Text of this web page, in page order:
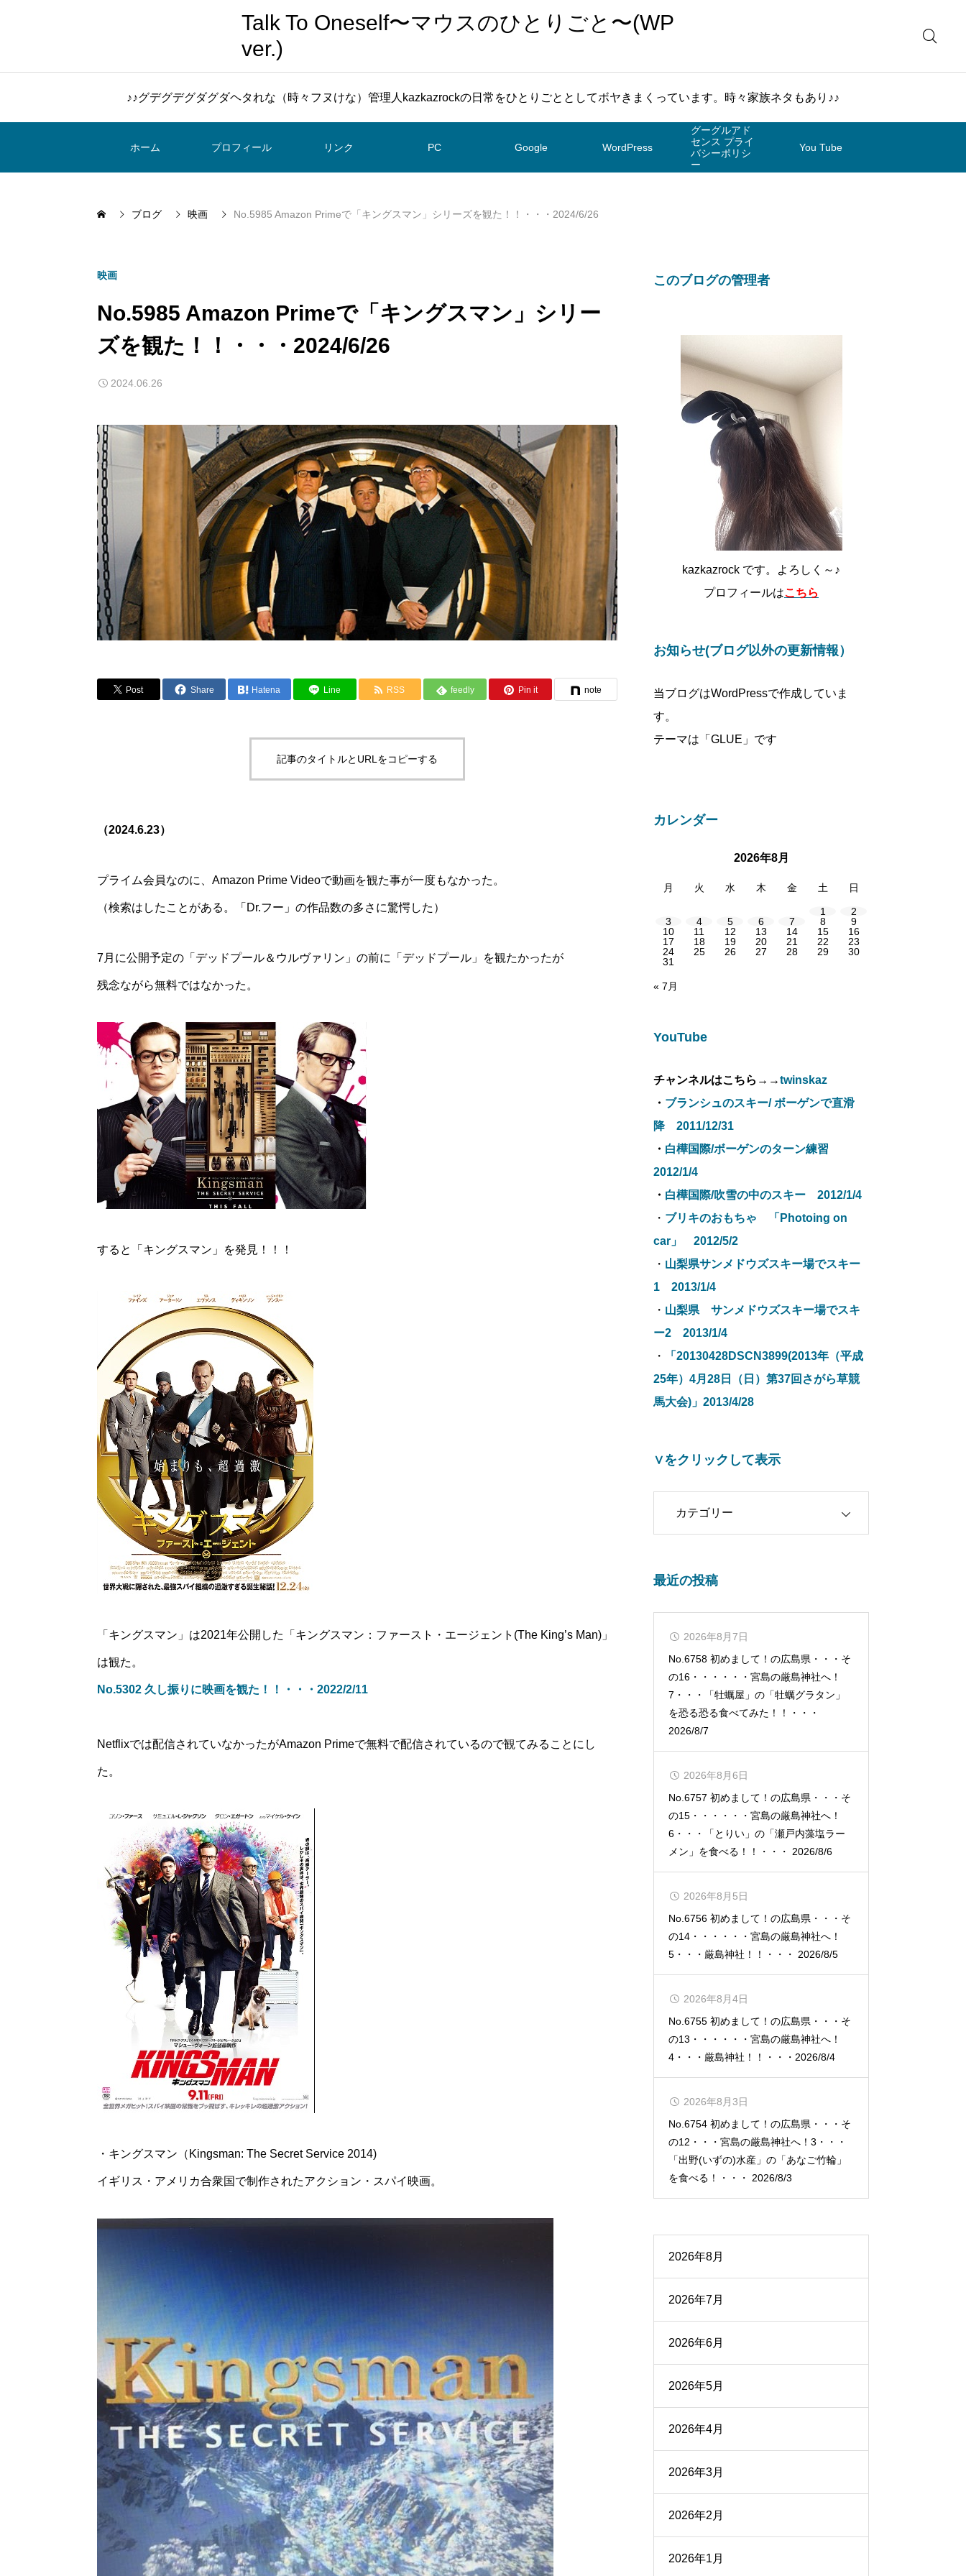
Talk To Oneself〜マウスのひとりごと〜(WP
ver.)
♪♪グデグデグダグダヘタれな（時々フヌけな）管理人kazkazrockの日常をひとりごととしてボヤきまくっています。時々家族ネタもあり♪♪
ホーム プロフィール リンク PC Google WordPress
グーグルアド
センス プライ
バシーポリシ
ー
You Tube
ブログ 映画 No.5985 Amazon Primeで「キングスマン」シリーズを観た！！・・・2024/6/26
映画
No.5985 Amazon Primeで「キングスマン」シリー
ズを観た！！・・・2024/6/26
2024.06.26
Post Share Hatena Line RSS feedly Pin it note
記事のタイトルとURLをコピーする
（2024.6.23）
プライム会員なのに、Amazon Prime Videoで動画を観た事が一度もなかった。
（検索はしたことがある。「Dr.フー」の作品数の多さに驚愕した）
7月に公開予定の「デッドプール＆ウルヴァリン」の前に「デッドプール」を観たかったが
残念ながら無料ではなかった。
すると「キングスマン」を発見！！！
「キングスマン」は2021年公開した「キングスマン：ファースト・エージェント(The King’s Man)」
は観た。
No.5302 久し振りに映画を観た！！・・・2022/2/11
Netflixでは配信されていなかったがAmazon Primeで無料で配信されているので観てみることにし
た。
・キングスマン（Kingsman: The Secret Service 2014)
イギリス・アメリカ合衆国で制作されたアクション・スパイ映画。
このブログの管理者
kazkazrock です。よろしく～♪
プロフィールはこちら
お知らせ(ブログ以外の更新情報）
当ブログはWordPressで作成していま
す。
テーマは「GLUE」です
カレンダー
2026年8月
月 火 水 木 金 土 日
1
2
3
4 5 6 7 8
9
10
11 12 13 14 15
16
17
18 19 20 21 22
23
24
25 26 27 28 29
30
31
« 7月
YouTube
チャンネルはこちら→→twinskaz
・ ブランシュのスキー/ ボーゲンで直滑
降 2011/12/31
・ 白樺国際/ボーゲンのターン練習
2012/1/4
・ 白樺国際/吹雪の中のスキー 2012/1/4
・ ブリキのおもちゃ 「Photoing on
car」 2012/5/2
・ 山梨県サンメドウズスキー場でスキー
1 2013/1/4
・ 山梨県 サンメドウズスキー場でスキ
ー2 2013/1/4
・
「20130428DSCN3899(2013年（平成
25年）4月28日（日）第37回さがら草競
馬大会)」2013/4/28
∨をクリックして表示
最近の投稿
No.6758 初めまして！の広島県・・・そ
の16・・・・・・宮島の厳島神社へ！
7・・・「牡蠣屋」の「牡蠣グラタン」
を恐る恐る食べてみた！！・・・
2026/8/7
2026年8月7日
No.6757 初めまして！の広島県・・・そ
の15・・・・・・宮島の厳島神社へ！
6・・・「とりい」の「瀬戸内藻塩ラー
メン」を食べる！！・・・ 2026/8/6
2026年8月6日
No.6756 初めまして！の広島県・・・そ
の14・・・・・・宮島の厳島神社へ！
5・・・厳島神社！！・・・ 2026/8/5
2026年8月5日
No.6755 初めまして！の広島県・・・そ
の13・・・・・・宮島の厳島神社へ！
4・・・厳島神社！！・・・2026/8/4
2026年8月4日
No.6754 初めまして！の広島県・・・そ
の12・・・宮島の厳島神社へ！3・・・
「出野(いずの)水産」の「あなご竹輪」
を食べる！・・・ 2026/8/3
2026年8月3日
2026年8月
2026年7月
2026年6月
2026年5月
2026年4月
2026年3月
2026年2月
2026年1月